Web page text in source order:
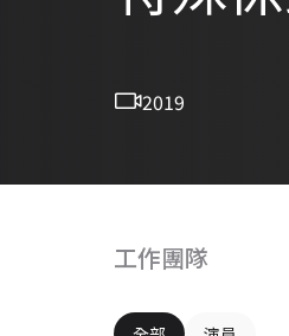
2019
工作團隊